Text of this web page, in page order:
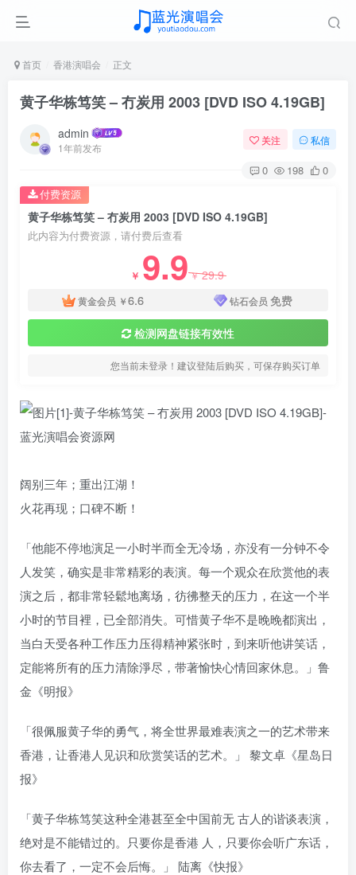
首页 香港演唱会 正文
黄子华栋笃笑 – 冇炭用 2003 [DVD ISO 4.19GB]
admin
1年前发布
关注 私信
0 198 0
黄子华栋笃笑 – 冇炭用 2003 [DVD ISO 4.19GB]
此内容为付费资源，请付费后查看
￥ 9.9￥29.9
黄金会员 ￥6.6 钻石会员 免费
检测网盘链接有效性
您当前未登录！建议登陆后购买，可保存购买订单
付费资源
阔别三年；重出江湖！
火花再现；口碑不断！
「他能不停地演足一小时半而全无冷场，亦没有一分钟不令
人发笑，确实是非常精彩的表演。每一个观众在欣赏他的表
演之后，都非常轻鬆地离场，彷彿整天的压力，在这一个半
小时的节目裡，已全部消失。可惜黄子华不是晚晚都演出，
当白天受各种工作压力压得精神紧张时，到来听他讲笑话，
定能将所有的压力清除淨尽，带著愉快心情回家休息。」鲁
金《明报》
「很佩服黄子华的勇气，将全世界最难表演之一的艺术带来
香港，让香港人见识和欣赏笑话的艺术。」 黎文卓《星岛日
报》
「黄子华栋笃笑这种全港甚至全中国前无 古人的谐谈表演，
绝对是不能错过的。只要你是香港 人，只要你会听广东话，
你去看了，一定不会后悔。」 陆离《快报》